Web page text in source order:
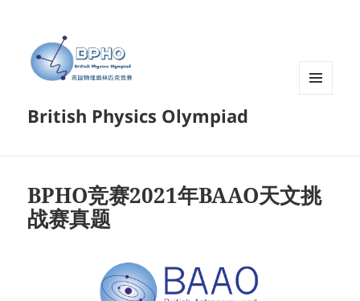
British Physics Olympiad
BPHO竞赛2021年BAAO天文挑
战赛真题